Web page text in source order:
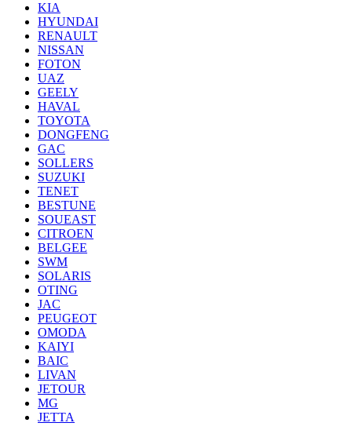
KIA
HYUNDAI
RENAULT
NISSAN
FOTON
UAZ
GEELY
HAVAL
TOYOTA
DONGFENG
GAC
SOLLERS
SUZUKI
TENET
BESTUNE
SOUEAST
CITROEN
BELGEE
SWM
SOLARIS
OTING
JAC
PEUGEOT
OMODA
KAIYI
BAIC
LIVAN
JETOUR
MG
JETTA